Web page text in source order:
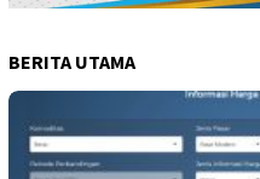
BERITA UTAMA